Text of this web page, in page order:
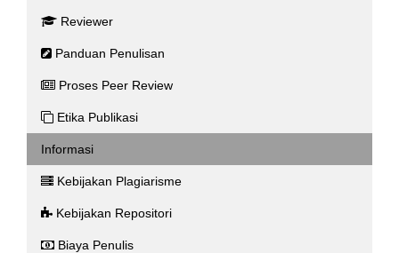
Reviewer
Panduan Penulisan
Proses Peer Review
Etika Publikasi
Informasi
Kebijakan Plagiarisme
Kebijakan Repositori
Biaya Penulis